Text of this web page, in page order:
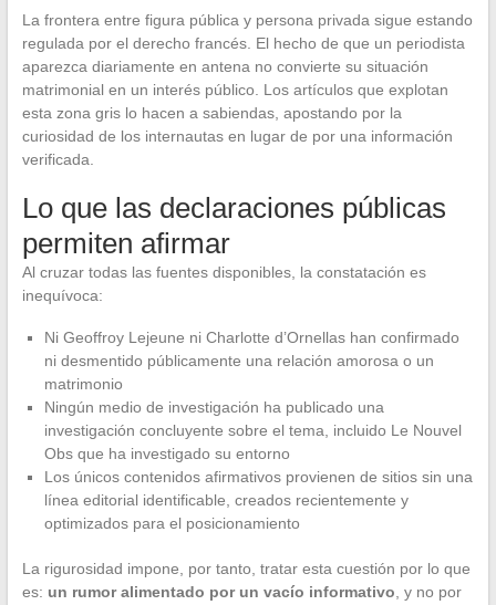
La frontera entre figura pública y persona privada sigue estando
regulada por el derecho francés. El hecho de que un periodista
aparezca diariamente en antena no convierte su situación
matrimonial en un interés público. Los artículos que explotan
esta zona gris lo hacen a sabiendas, apostando por la
curiosidad de los internautas en lugar de por una información
verificada.
Lo que las declaraciones públicas
permiten afirmar
Al cruzar todas las fuentes disponibles, la constatación es
inequívoca:
Ni Geoffroy Lejeune ni Charlotte d’Ornellas han confirmado
ni desmentido públicamente una relación amorosa o un
matrimonio
Ningún medio de investigación ha publicado una
investigación concluyente sobre el tema, incluido Le Nouvel
Obs que ha investigado su entorno
Los únicos contenidos afirmativos provienen de sitios sin una
línea editorial identificable, creados recientemente y
optimizados para el posicionamiento
La rigurosidad impone, por tanto, tratar esta cuestión por lo que
es: un rumor alimentado por un vacío informativo , y no por